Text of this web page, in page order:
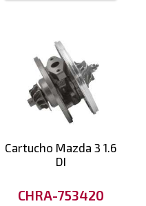
Cartucho Mazda 3 1.6
DI
CHRA-753420